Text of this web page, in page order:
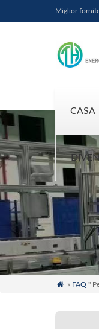
Miglior
CASA
 » FAQ "